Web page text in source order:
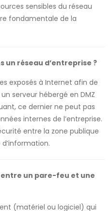
sensibles du réseau
fondamentale de la
un réseau d’entreprise ?
exposés à Internet afin de
serveur hébergé en DMZ
ce dernier ne peut pas
internes de l’entreprise.
entre la zone publique
un pare-feu et une
(matériel ou logiciel) qui